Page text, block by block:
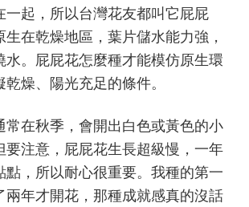
一起，所以台灣花友都叫它屁屁
在乾燥地區，葉片儲水能力強，
水。屁屁花怎麼種才能模仿原生環
燥、陽光充足的條件。
常在秋季，會開出白色或黃色的小
要注意，屁屁花生長超級慢，一年
點，所以耐心很重要。我種的第一
兩年才開花，那種成就感真的沒話